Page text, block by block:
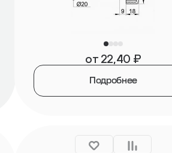
от 22,40 ₽
Подробнее